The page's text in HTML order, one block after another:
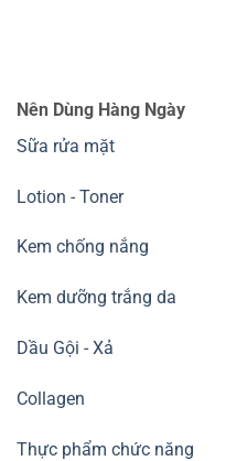
Nên Dùng Hàng Ngày
Sữa rửa mặt
Lotion - Toner
Kem chống nắng
Kem dưỡng trắng da
Dầu Gội - Xả
Collagen
Thực phẩm chức năng